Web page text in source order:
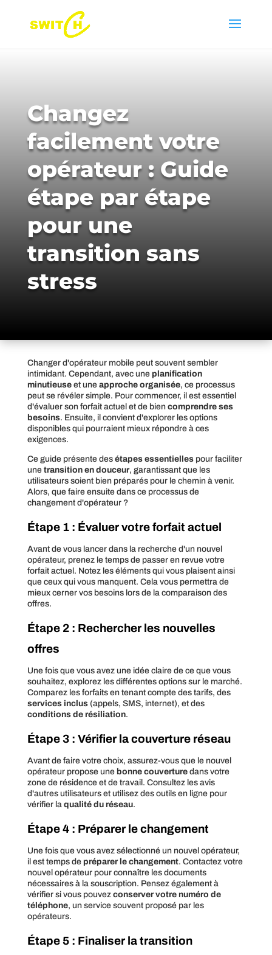
Changez
facilement votre
opérateur : Guide
étape par étape
pour une
transition sans
stress
Changer d'opérateur mobile peut souvent sembler
intimidant. Cependant, avec une planification
minutieuseet une approche organisée, ce processus
peut se révéler simple. Pour commencer, il est essentiel
d'évaluer son forfait actuel et de bien comprendre ses
besoins. Ensuite, il convient d'explorer les options
disponibles qui pourraient mieux répondre à ces
exigences.
Ce guide présente des étapes essentiellespour faciliter
une transition en douceur, garantissant que les
utilisateurs soient bien préparés pour le chemin à venir.
Alors, que faire ensuite dans ce processus de
changement d'opérateur ?
Étape 1 : Évaluer votre forfait actuel
Avant de vous lancer dans la recherche d'un nouvel
opérateur, prenez le temps de passer en revue votre
forfait actuel. Notez les éléments qui vous plaisent ainsi
que ceux qui vous manquent. Cela vous permettra de
mieux cerner vos besoins lors de la comparaison des
offres.
Étape 2 : Rechercher les nouvelles
offres
Une fois que vous avez une idée claire de ce que vous
souhaitez, explorez les différentes options sur le marché.
Comparez les forfaits en tenant compte des tarifs, des
services inclus(appels, SMS, internet), et des
conditions de résiliation.
Étape 3 : Vérifier la couverture réseau
Avant de faire votre choix, assurez-vous que le nouvel
opérateur propose une bonne couverturedans votre
zone de résidence et de travail. Consultez les avis
d'autres utilisateurs et utilisez des outils en ligne pour
vérifier la qualité du réseau.
Étape 4 : Préparer le changement
Une fois que vous avez sélectionné un nouvel opérateur,
il est temps de préparer le changement. Contactez votre
nouvel opérateur pour connaître les documents
nécessaires à la souscription. Pensez également à
vérifier si vous pouvez conserver votre numéro de
téléphone, un service souvent proposé par les
opérateurs.
Étape 5 : Finaliser la transition